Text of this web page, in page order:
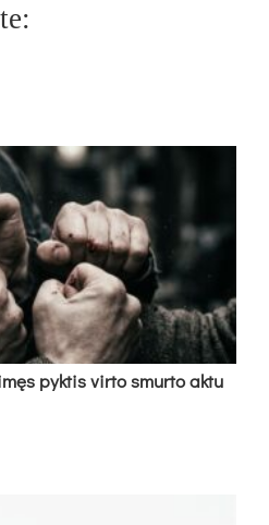
pyk­tis vir­to smur­to ak­tu